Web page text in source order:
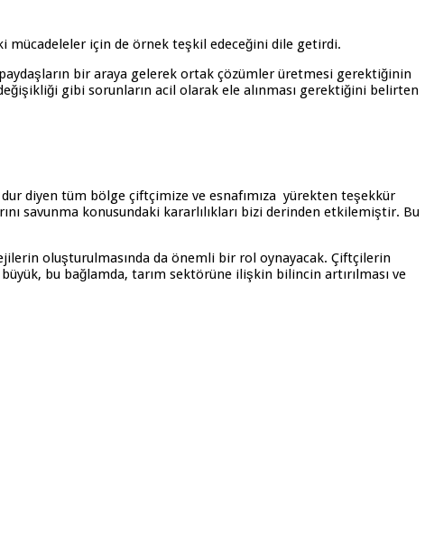
mücadeleler için de örnek teşkil edeceğini dile getirdi.
bir araya gelerek ortak çözümler üretmesi gerektiğinin
gibi sorunların acil olarak ele alınması gerektiğini belirten
diyen tüm bölge çiftçimize ve esnafımıza yürekten teşekkür
savunma konusundaki kararlılıkları bizi derinden etkilemiştir. Bu
oluşturulmasında da önemli bir rol oynayacak. Çiftçilerin
bu bağlamda, tarım sektörüne ilişkin bilincin artırılması ve